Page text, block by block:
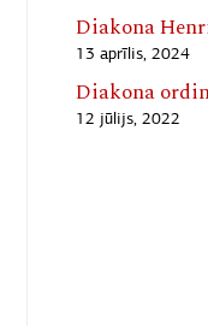
Diakona
13 aprīlis, 2024
Diakona
12 jūlijs, 2022